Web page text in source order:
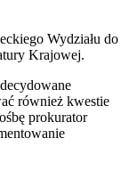
Wydziału do
Krajowej.
również kwestie
prokurator